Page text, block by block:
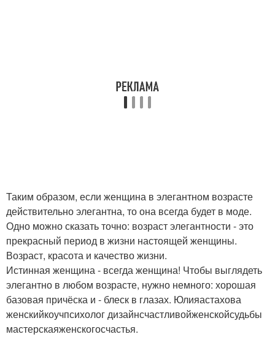
Таким образом, если женщина в элегантном возрасте
действительно элегантна, то она всегда будет в моде.
Одно можно сказать точно: возраст элегантности - это
прекрасный период в жизни настоящей женщины.
Возраст, красота и качество жизни.
Истинная женщина - всегда женщина! Чтобы выглядеть
элегантно в любом возрасте, нужно немного: хорошая
базовая причёска и - блеск в глазах. Юлияастахова
женскийкоучпсихолог дизайнсчастливойженскойсудьбы
мастерскаяженскогосчастья.